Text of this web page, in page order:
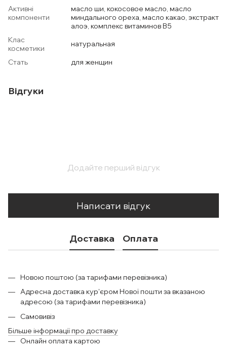
Активні
компоненти
масло ши, кокосовое масло, масло
миндального ореха, масло какао, экстракт
алоэ, комплекс витаминов В5
Клас
косметики
натуральная
Стать
для женщин
Відгуки
Додайте перший відгук
Написати відгук
Доставка Оплата
Новою поштою (за тарифами перевізника)
Адресна доставка кур'єром Нової пошти за вказаною
адресою (за тарифами перевізника)
Самовивіз
Більше інформації про доставку
Онлайн оплата картою